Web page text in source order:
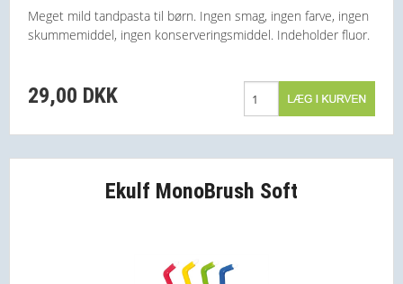
Meget mild tandpasta til børn. Ingen smag, ingen farve, ingen
skummemiddel, ingen konserveringsmiddel. Indeholder fluor.
29,00 DKK
Ekulf MonoBrush Soft